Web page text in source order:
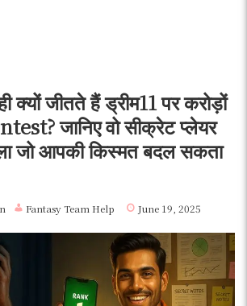
क्यों जीतते हैं ड्रीम11 पर करोड़ों
जानिए वो सीक्रेट प्लेयर
जो आपकी किस्मत बदल सकता
Fantasy Team Help June 19, 2025